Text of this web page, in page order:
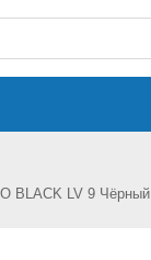
BLACK LV 9 Чёрный